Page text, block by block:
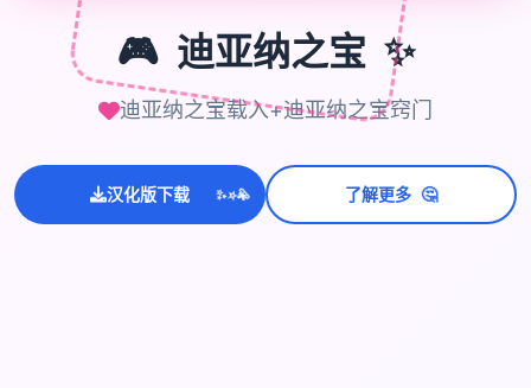
🎮 迪亚纳之宝 ✨
迪亚纳之宝载入+迪亚纳之宝窍门
汉化版下载 ✨
⭐
💫 了解更多 🤔